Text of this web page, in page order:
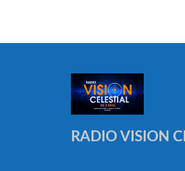
RADIO VISION